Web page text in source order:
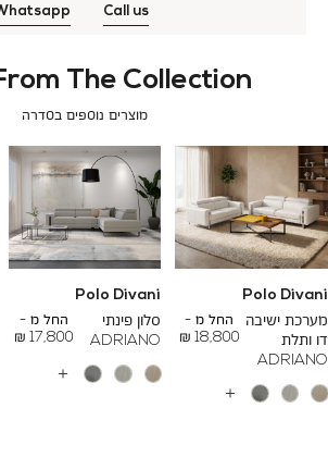
Call us
The Collection
מוצרים נוספים בסדרה
Polo Divani
מערכת ישיבה
דו ותלת
ADRIANO
החל מ -
18,800 ₪
To
24,500 ₪
עוד
Polo Divani
סלון פינתי
ADRIANO
החל מ -
17,800 ₪
To
26,700 ₪
עוד